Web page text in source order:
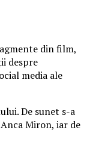
din film,
despre
media ale
De sunet s-a
Miron, iar de